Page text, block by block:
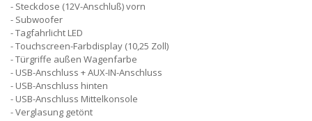
Steckdose (12V-Anschluß) vorn
Subwoofer
Tagfahrlicht LED
Touchscreen-Farbdisplay (10,25 Zoll)
Türgriffe außen Wagenfarbe
USB-Anschluss + AUX-IN-Anschluss
USB-Anschluss hinten
USB-Anschluss Mittelkonsole
Verglasung getönt